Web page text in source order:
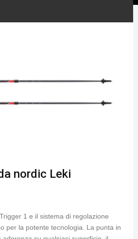
nordic Leki
1 e il sistema di regolazione
per la potente tecnologia. La punta in